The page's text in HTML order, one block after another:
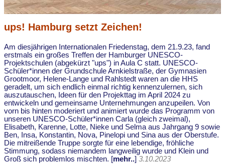
ups! Hamburg setzt Zeichen!
Am diesjährigen Internationalen Friedenstag, dem 21.9.23, fand
erstmals ein großes Treffen der Hamburger UNESCO-
Projektschulen (abgekürzt "ups") in Aula C statt. UNESCO-
Schüler*innen der Grundschule Arnkielstraße, der Gymnasien
Grootmoor, Helene-Lange und Rahlstedt waren an die HHS
geradelt, um sich endlich einmal richtig kennenzulernen, sich
auszutauschen, Ideen für den Projekttag im April 2024 zu
entwickeln und gemeinsame Unternehmungen anzupeilen. Von
vorn bis hinten moderiert und animiert wurde das Programm von
unseren UNESCO-Schüler*innen Carla (gleich zweimal),
Elisabeth, Karenne, Lotte, Nieke und Selma aus Jahrgang 9 sowie
Ben, Insa, Konstantin, Nova, Pinelopi und Sina aus der Oberstufe.
Die mitreißende Truppe sorgte für eine lebendige, fröhliche
Stimmung, sodass niemandem langweilig wurde und Klein und
Groß sich problemlos mischten. [mehr..] 3.10.2023